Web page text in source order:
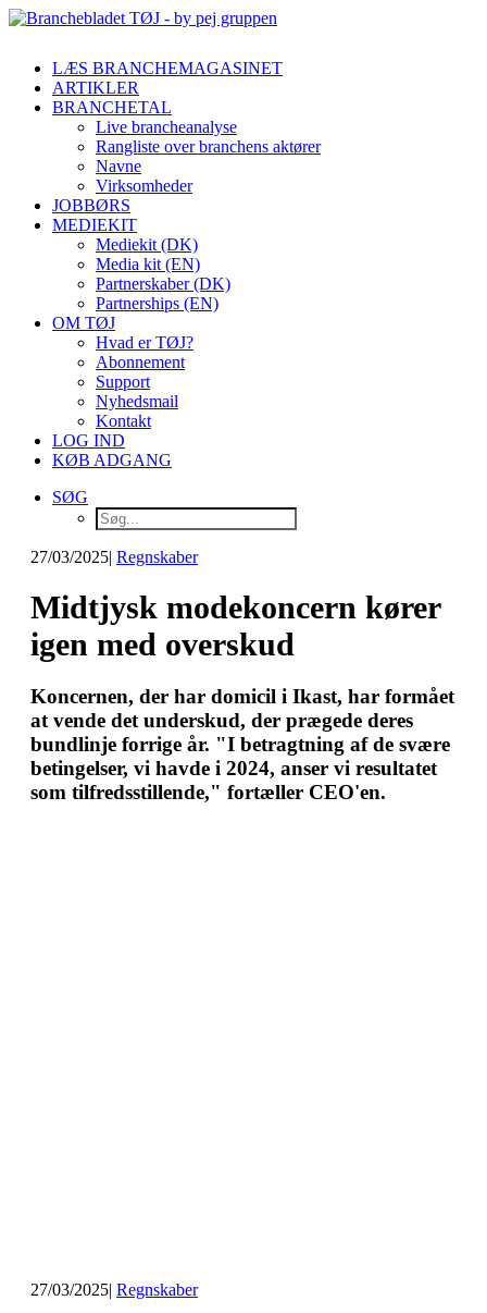
LÆS BRANCHEMAGASINET
ARTIKLER
BRANCHETAL
Live brancheanalyse
Rangliste over branchens aktører
Navne
Virksomheder
JOBBØRS
MEDIEKIT
Mediekit (DK)
Media kit (EN)
Partnerskaber (DK)
Partnerships (EN)
OM TØJ
Hvad er TØJ?
Abonnement
Support
Nyhedsmail
Kontakt
LOG IND
KØB ADGANG
SØG
27/03/2025| Regnskaber
Midtjysk modekoncern kører
igen med overskud
Koncernen, der har domicil i Ikast, har formået
at vende det underskud, der prægede deres
bundlinje forrige år. "I betragtning af de svære
betingelser, vi havde i 2024, anser vi resultatet
som tilfredsstillende," fortæller CEO'en.
27/03/2025| Regnskaber